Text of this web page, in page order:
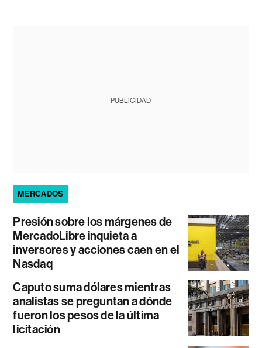
PUBLICIDAD
MERCADOS
Presión sobre los márgenes de
MercadoLibre inquieta a
inversores y acciones caen en el
Nasdaq
Caputo suma dólares mientras
analistas se preguntan a dónde
fueron los pesos de la última
licitación